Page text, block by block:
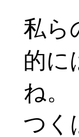
私ら
的に
ね。
つく